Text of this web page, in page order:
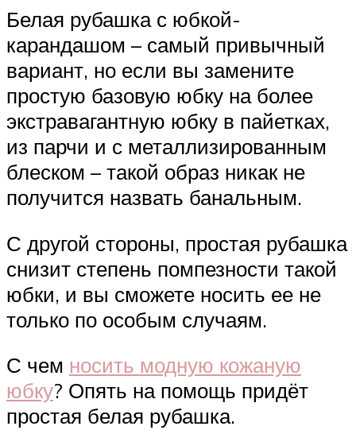
Белая рубашка с юбкой-
карандашом – самый привычный
вариант, но если вы замените
простую базовую юбку на более
экстравагантную юбку в пайетках,
из парчи и с металлизированным
блеском – такой образ никак не
получится назвать банальным.
С другой стороны, простая рубашка
снизит степень помпезности такой
юбки, и вы сможете носить ее не
только по особым случаям.
С чем носить модную кожаную
юбку? Опять на помощь придёт
простая белая рубашка.